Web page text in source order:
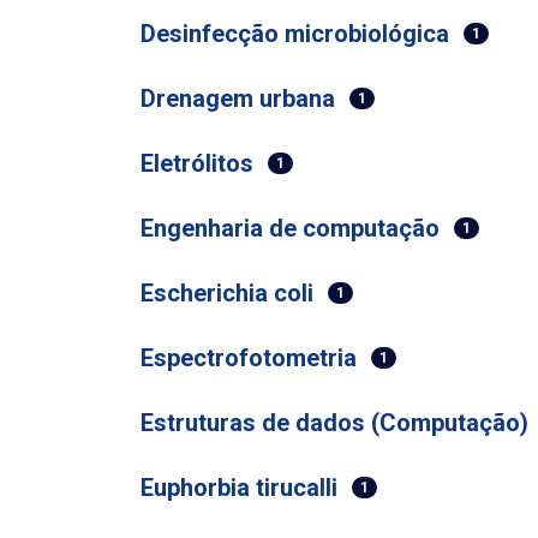
Desinfecção microbiológica 1
Drenagem urbana 1
Eletrólitos 1
Engenharia de computação 1
Escherichia coli 1
Espectrofotometria 1
Estruturas de dados (Computação)
Euphorbia tirucalli 1